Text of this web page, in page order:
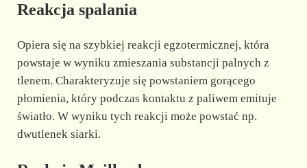
Reakcja spalania
Opiera się na szybkiej reakcji egzotermicznej, która
powstaje w wyniku zmieszania substancji palnych z
tlenem. Charakteryzuje się powstaniem gorącego
płomienia, który podczas kontaktu z paliwem emituje
światło. W wyniku tych reakcji może powstać np.
dwutlenek siarki.